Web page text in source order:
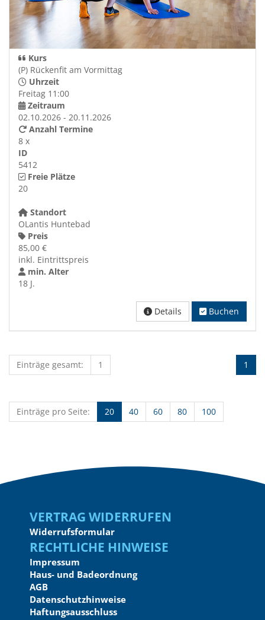
Kurs
(P) Rückenfit am Vormittag
Uhrzeit
Freitag 11:00
Zeitraum
02.10.2026 - 20.11.2026
Anzahl Termine
8 x
ID
5412
Freie Plätze
20
Standort
OLantis Huntebad
Preis
85,00 €
inkl. Eintrittspreis
min. Alter
18 J.
Details Buchen
1
Einträge gesamt: 1
Einträge pro Seite: 20 40 60 80 100
Vertrag widerrufen
Widerrufsformular
Rechtliche Hinweise
Impressum
Haus- und Badeordnung
AGB
Datenschutzhinweise
Haftungsausschluss